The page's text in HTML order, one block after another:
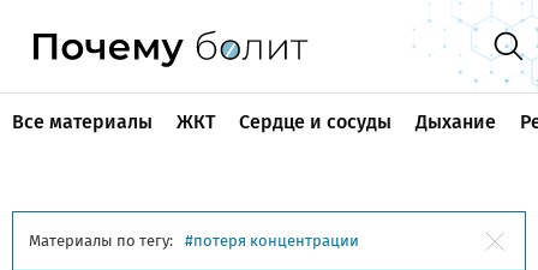
Все материалы ЖКТ Сердце и сосуды Дыхание
Материалы по тегу: потеря концентрации